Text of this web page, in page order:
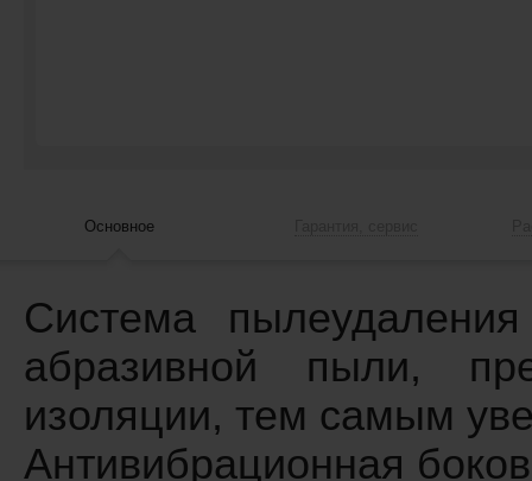
Основное
Система
абразивной пыли,
изоляции, тем самым
Антивибрационная